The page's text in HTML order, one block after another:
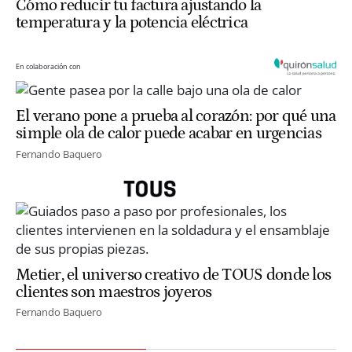
Cómo reducir tu factura ajustando la
temperatura y la potencia eléctrica
En colaboración con
El verano pone a prueba al corazón: por qué una
simple ola de calor puede acabar en urgencias
Fernando Baquero
Metier, el universo creativo de TOUS donde los
clientes son maestros joyeros
Fernando Baquero